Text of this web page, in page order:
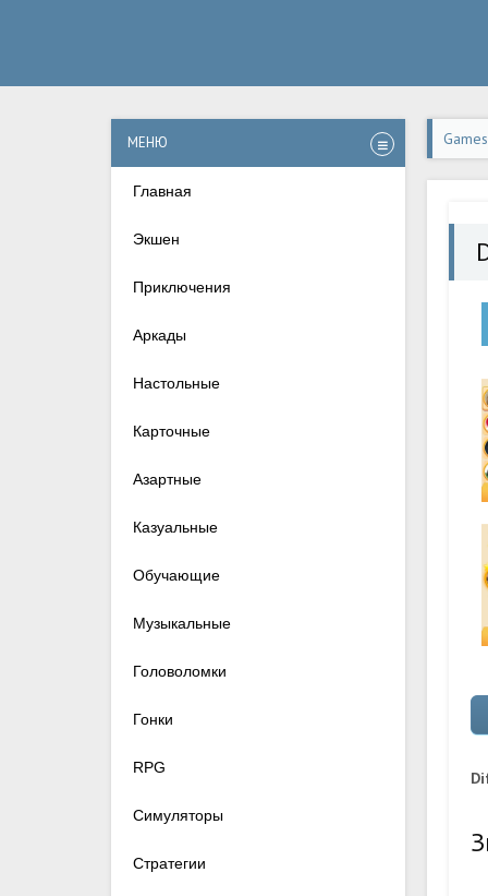
МЕНЮ
Главная
Экшен
Приключения
Аркады
Настольные
Карточные
Азартные
Казуальные
Обучающие
Музыкальные
Головоломки
Гонки
RPG
Симуляторы
Стратегии